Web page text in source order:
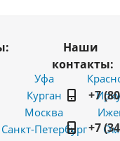
Уфа
Курган
Москва
Санкт-Петербург
Наши
контакты:
+7
+7